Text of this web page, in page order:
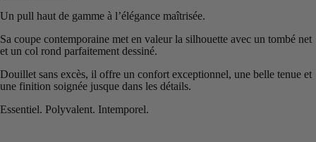
Un pull haut de gamme à l’élégance maîtrisée.
Sa coupe contemporaine met en valeur la silhouette avec un tombé net
et un col rond parfaitement dessiné.
Douillet sans excès, il offre un confort exceptionnel, une belle tenue et
une finition soignée jusque dans les détails.
Essentiel. Polyvalent. Intemporel.